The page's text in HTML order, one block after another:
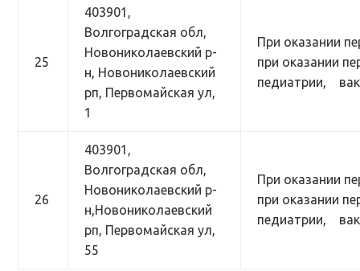
25
403901,
Волгоградская обл,
Новониколаевский р-
н, Новониколаевский
рп, Первомайская ул,
1
При оказании
при оказании
педиатрии,
26
403901,
Волгоградская обл,
Новониколаевский р-
н,Новониколаевский
рп, Первомайская ул,
55
При оказании
при оказании
педиатрии,